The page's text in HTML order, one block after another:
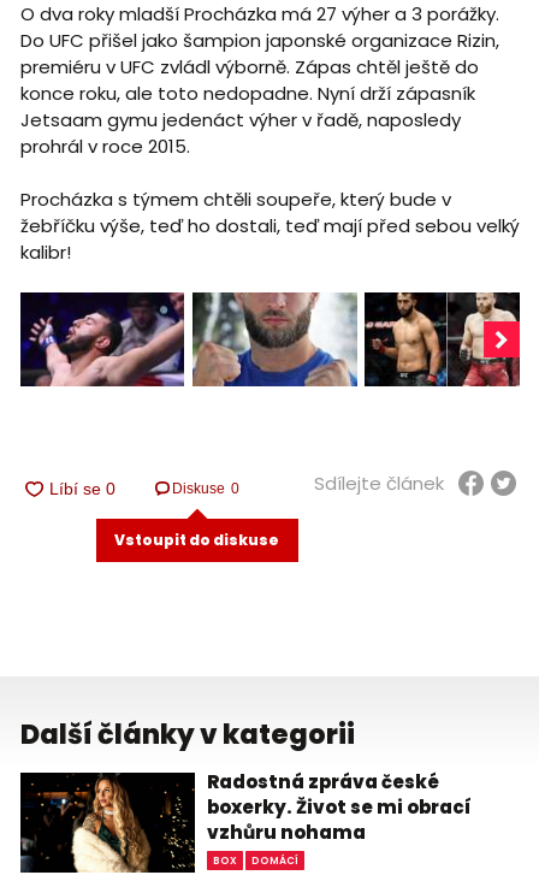
O dva roky mladší Procházka má 27 výher a 3 porážky.
Do UFC přišel jako šampion japonské organizace Rizin,
premiéru v UFC zvládl výborně. Zápas chtěl ještě do
konce roku, ale toto nedopadne. Nyní drží zápasník
Jetsaam gymu jedenáct výher v řadě, naposledy
prohrál v roce 2015.
Procházka s týmem chtěli soupeře, který bude v
žebříčku výše, teď ho dostali, teď mají před sebou velký
kalibr!
Diskuse 0
Vstoupit do diskuse
Sdílejte článek
Další články v kategorii
Radostná zpráva české
boxerky. Život se mi obrací
vzhůru nohama
BOX DOMÁCÍ